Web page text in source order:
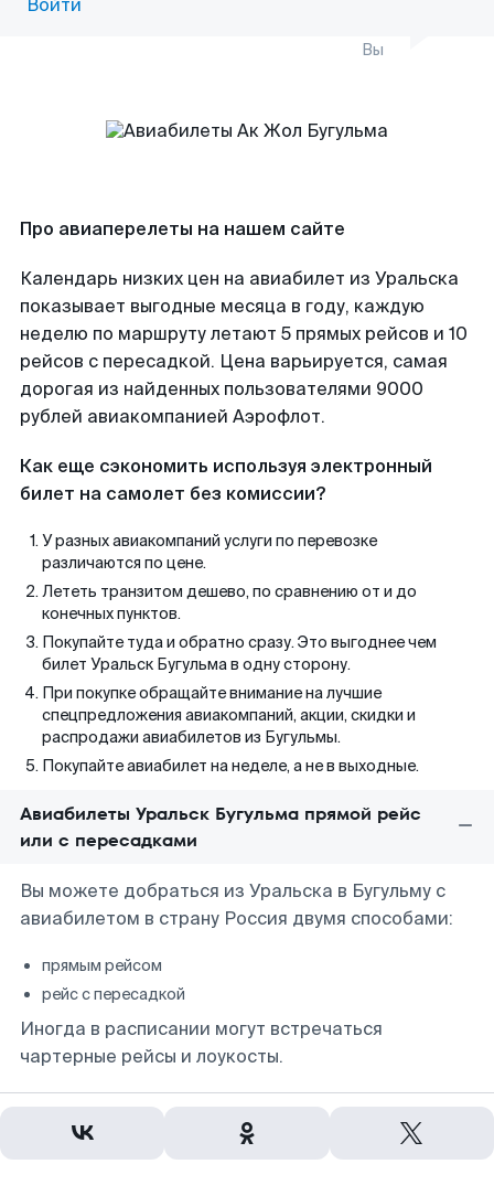
Войти
Вы
Про авиаперелеты на нашем сайте
Календарь низких цен на авиабилет из Уральска
показывает выгодные месяца в году, каждую
неделю по маршруту летают 5 прямых рейсов и 10
рейсов с пересадкой. Цена варьируется, самая
дорогая из найденных пользователями 9000
рублей авиакомпанией Аэрофлот.
Как еще сэкономить используя электронный
билет на самолет без комиссии?
У разных авиакомпаний услуги по перевозке
различаются по цене.
Лететь транзитом дешево, по сравнению от и до
конечных пунктов.
Покупайте туда и обратно сразу. Это выгоднее чем
билет Уральск Бугульма в одну сторону.
При покупке обращайте внимание на лучшие
спецпредложения авиакомпаний, акции, скидки и
распродажи авиабилетов из Бугульмы.
Покупайте авиабилет на неделе, а не в выходные.
Авиабилеты Уральск Бугульма прямой рейс
или с пересадками
Вы можете добраться из Уральска в Бугульму с
авиабилетом в страну Россия двумя способами:
прямым рейсом
рейс с пересадкой
Иногда в расписании могут встречаться
чартерные рейсы и лоукосты.